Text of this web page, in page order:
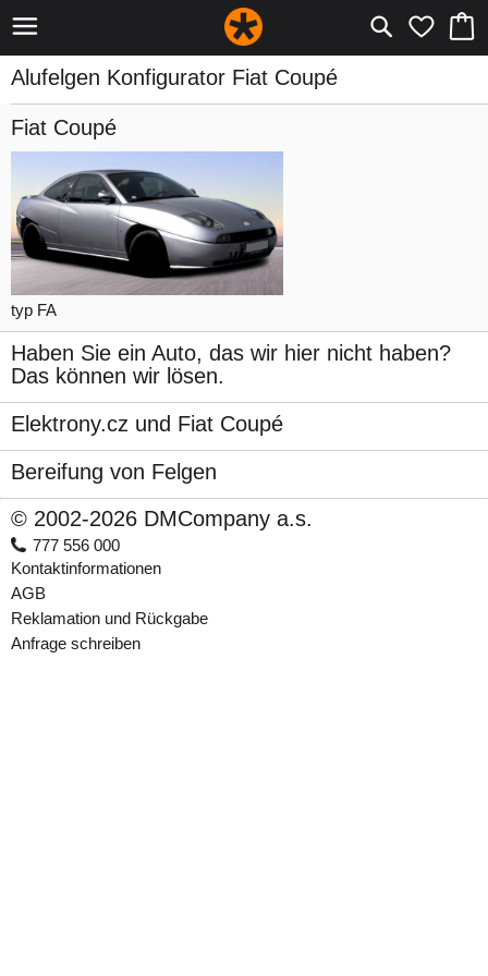
Alufelgen Konfigurator Fiat Coupé
Fiat Coupé
typ FA
Haben Sie ein Auto, das wir hier nicht haben?
Das können wir lösen.
Elektrony.cz und Fiat Coupé
Bereifung von Felgen
© 2002-2026 DMCompany a.s.
777 556 000
Kontaktinformationen
AGB
Reklamation und Rückgabe
Anfrage schreiben